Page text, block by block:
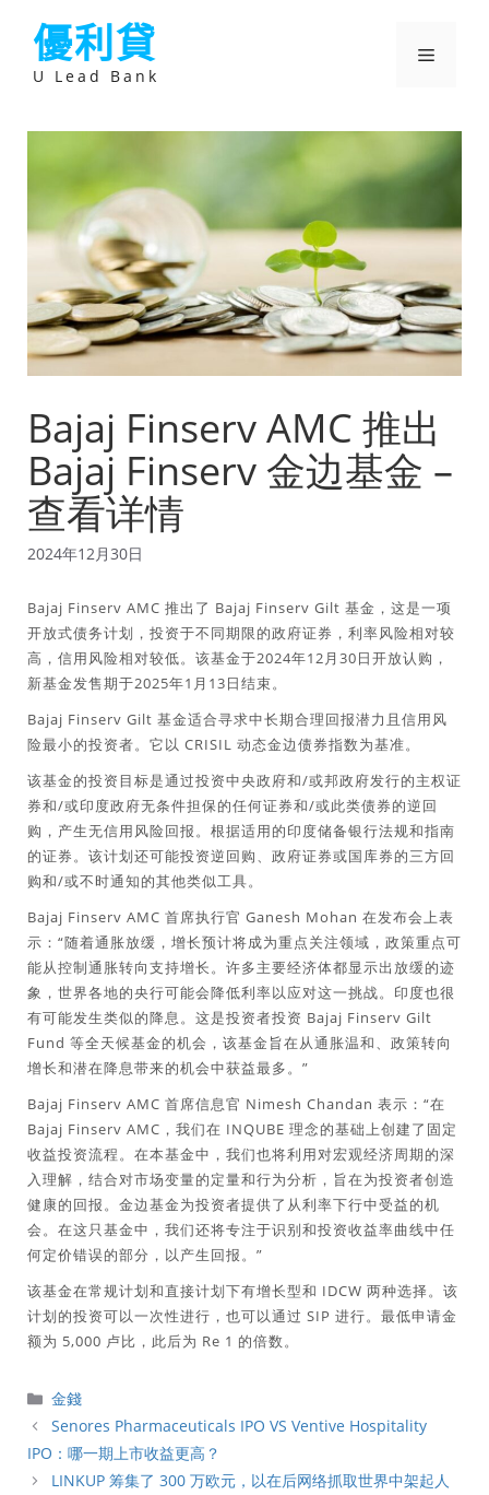
優利貸
U Lead Bank
選
Bajaj Finserv AMC 推出
Bajaj Finserv 金边基金 –
查看详情
2024年12月30日
Bajaj Finserv AMC 推出了 Bajaj Finserv Gilt 基金，这是一项
开放式债务计划，投资于不同期限的政府证券，利率风险相对较
高，信用风险相对较低。该基金于2024年12月30日开放认购，
新基金发售期于2025年1月13日结束。
Bajaj Finserv Gilt 基金适合寻求中长期合理回报潜力且信用风
险最小的投资者。它以 CRISIL 动态金边债券指数为基准。
该基金的投资目标是通过投资中央政府和/或邦政府发行的主权证
券和/或印度政府无条件担保的任何证券和/或此类债券的逆回
购，产生无信用风险回报。根据适用的印度储备银行法规和指南
的证券。该计划还可能投资逆回购、政府证券或国库券的三方回
购和/或不时通知的其他类似工具。
Bajaj Finserv AMC 首席执行官 Ganesh Mohan 在发布会上表
示：“随着通胀放缓，增长预计将成为重点关注领域，政策重点可
能从控制通胀转向支持增长。许多主要经济体都显示出放缓的迹
象，世界各地的央行可能会降低利率以应对这一挑战。印度也很
有可能发生类似的降息。这是投资者投资 Bajaj Finserv Gilt
Fund 等全天候基金的机会，该基金旨在从通胀温和、政策转向
增长和潜在降息带来的机会中获益最多。”
Bajaj Finserv AMC 首席信息官 Nimesh Chandan 表示：“在
Bajaj Finserv AMC，我们在 INQUBE 理念的基础上创建了固定
收益投资流程。在本基金中，我们也将利用对宏观经济周期的深
入理解，结合对市场变量的定量和行为分析，旨在为投资者创造
健康的回报。金边基金为投资者提供了从利率下行中受益的机
会。在这只基金中，我们还将专注于识别和投资收益率曲线中任
何定价错误的部分，以产生回报。”
该基金在常规计划和直接计划下有增长型和 IDCW 两种选择。该
计划的投资可以一次性进行，也可以通过 SIP 进行。最低申请金
额为 5,000 卢比，此后为 Re 1 的倍数。
分
類
金錢
Senores Pharmaceuticals IPO VS Ventive Hospitality
IPO：哪一期上市收益更高？
LINKUP 筹集了 300 万欧元，以在后网络抓取世界中架起人